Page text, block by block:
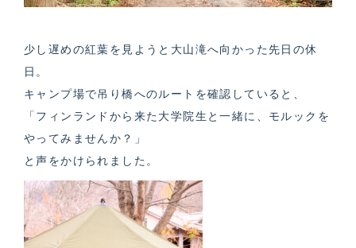
少し遅めの紅葉を見ようと大山滝へ向かった先日の休
日。
キャンプ場で吊り橋へのルートを確認していると、
「フィンランドから来た大学院生と一緒に、モルックを
やってみませんか？」
と声をかけられました。